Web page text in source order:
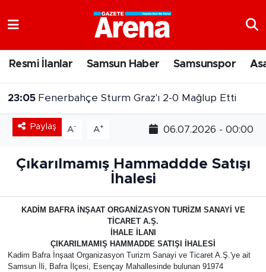
Resmi İlanlar Samsun Haber Samsunspor
23:05 Fenerbahçe Sturm Graz'ı 2-0 Mağlup Etti
Paylaş A- A+ 06.07.2026 - 00:00
Çıkarılmamış Hammaddde Satışı
İhalesi
KADİM BAFRA İNŞAAT ORGANİZASYON TURİZM SANAYİ VE
TİCARET A.Ş.
İHALE İLANI
ÇIKARILMAMIŞ HAMMADDE SATIŞI İHALESİ
Kadim Bafra İnşaat Organizasyon Turizm Sanayi ve Ticaret A.Ş.'ye ait
Samsun İli, Bafra İlçesi, Esençay Mahallesinde bulunan 91974
Samsun Namaz Vakitleri
Trafik Durumu
Süper Lig Puan Durumu ve Fikstür
Tüm Manşetler
Son Dakika Haberleri
Haber Arşivi